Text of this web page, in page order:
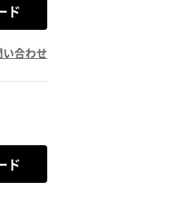
ド
合わせ
ド